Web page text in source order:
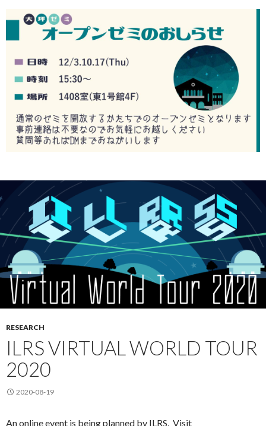
RESEARCH
ILRS VIRTUAL WORLD TOUR
2020
2020-08-19
An online event is being planned by ILRS. Visit